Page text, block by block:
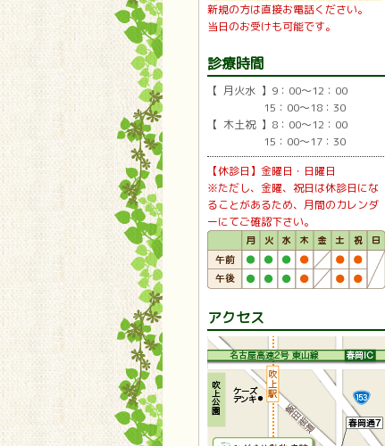
新規の方は直接お電話ください。
当日のお受けも可能です。
診療時間
【 月火水 】9：00〜12：00
15：00〜18：30
【 木土祝 】8：00〜12：00
15：00〜17：30
【休診日】金曜日・日曜日
※ただし、金曜、祝日は休診日にな
ることがあるため、月間のカレンダ
ーにてご確認下さい。
アクセス